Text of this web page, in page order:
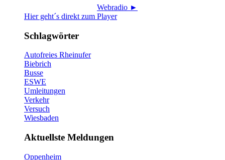
Webradio ►
Hier geht´s direkt zum Player
Schlagwörter
Autofreies Rheinufer
Biebrich
Busse
ESWE
Umleitungen
Verkehr
Versuch
Wiesbaden
Aktuellste Meldungen
Oppenheim